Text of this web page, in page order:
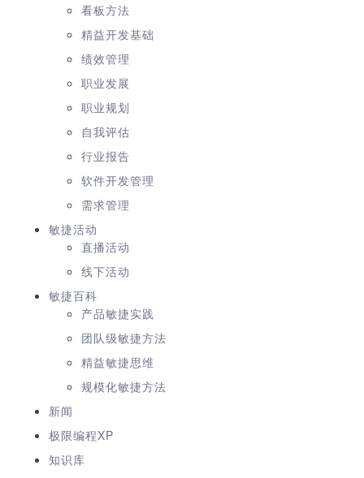
看板方法
精益开发基础
绩效管理
职业发展
职业规划
自我评估
行业报告
软件开发管理
需求管理
敏捷活动
直播活动
线下活动
敏捷百科
产品敏捷实践
团队级敏捷方法
精益敏捷思维
规模化敏捷方法
新闻
极限编程XP
知识库